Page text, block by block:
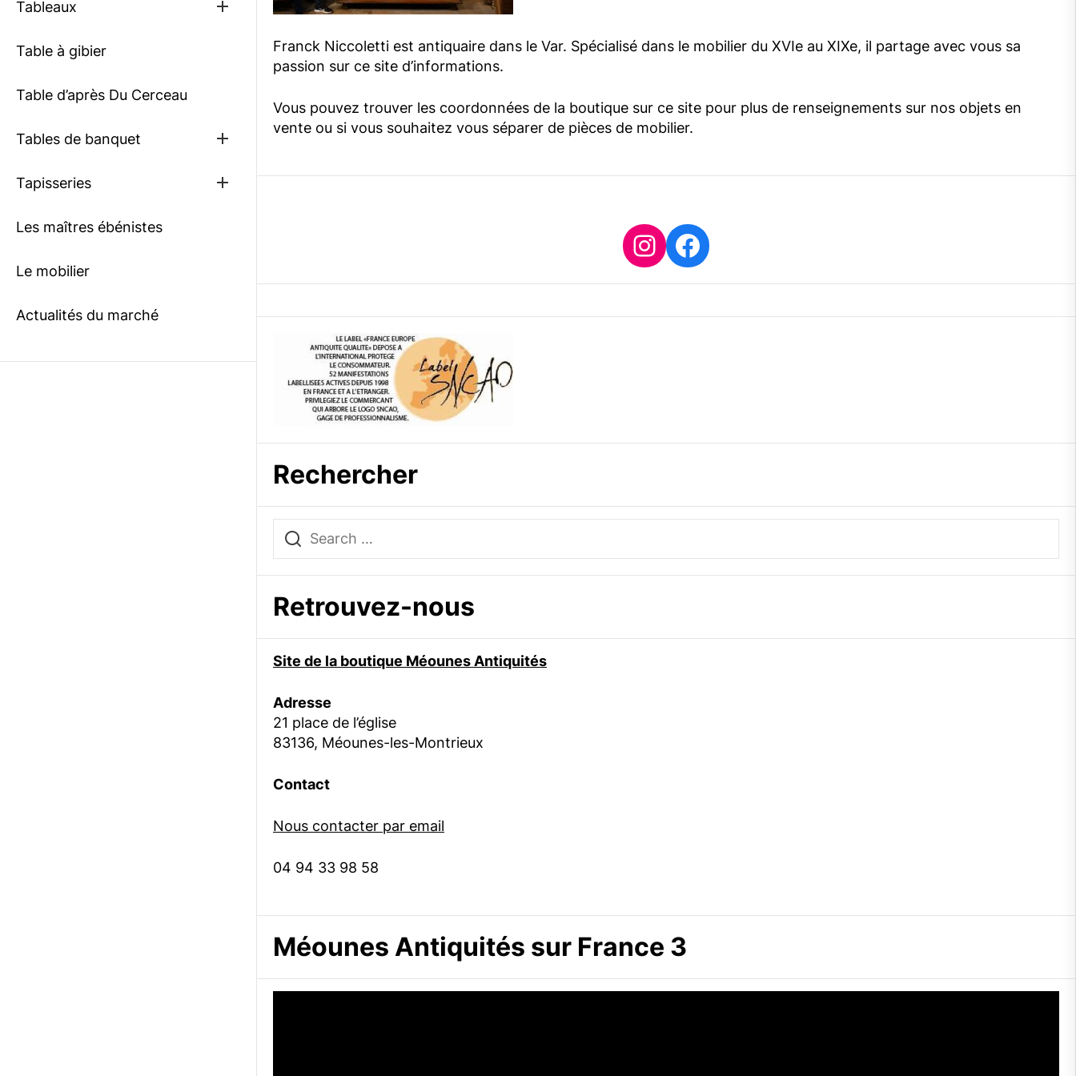
Tableaux
Show
Table à gibier
Table d’après Du Cerceau
Tables de banquet
Show
Tapisseries
Show
Les maîtres ébénistes
Le mobilier
Actualités du marché
Franck Niccoletti est antiquaire dans le Var. Spécialisé dans le mobilier du XVIe au XIXe, il partage avec vous sa
passion sur ce site d’informations.
Vous pouvez trouver les coordonnées de la boutique sur ce site pour plus de renseignements sur nos objets en
vente ou si vous souhaitez vous séparer de pièces de mobilier.
Instagram
Facebook
Rechercher
Retrouvez-nous
Site de la boutique Méounes Antiquités
Adresse
21 place de l’église
83136, Méounes-les-Montrieux
Contact
Nous contacter par email
04 94 33 98 58
Méounes Antiquités sur France 3